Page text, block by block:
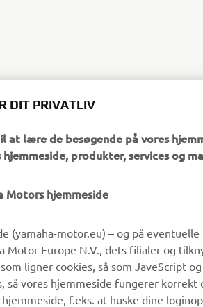
DIT PRIVATLIV
at lære de besøgende på vores
produkter, services og
Motors hjemmeside
(yamaha-motor.eu) – og på
Motor Europe N.V., dets filialer og
ligner cookies, så som JaveScript
så vores hjemmeside fungerer
f.eks. at huske dine